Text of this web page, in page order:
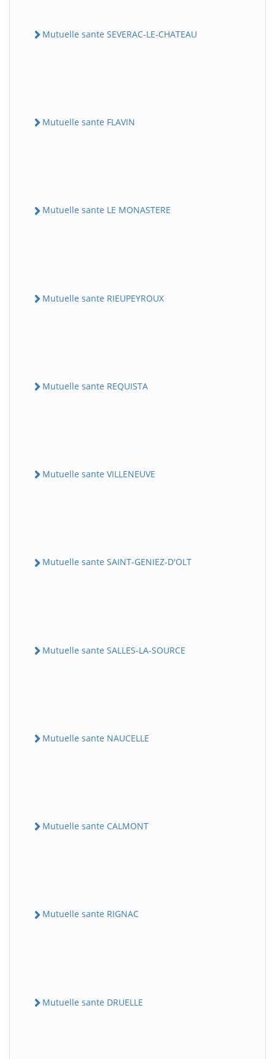
Mutuelle sante SEVERAC-LE-CHATEAU
Mutuelle sante FLAVIN
Mutuelle sante LE MONASTERE
Mutuelle sante RIEUPEYROUX
Mutuelle sante REQUISTA
Mutuelle sante VILLENEUVE
Mutuelle sante SAINT-GENIEZ-D'OLT
Mutuelle sante SALLES-LA-SOURCE
Mutuelle sante NAUCELLE
Mutuelle sante CALMONT
Mutuelle sante RIGNAC
Mutuelle sante DRUELLE